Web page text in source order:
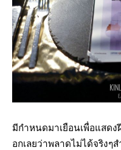
มีกำหนดมาเยือนเพื่อแสด
อกเลยว่าพลาดไม่ได้จริงๆ